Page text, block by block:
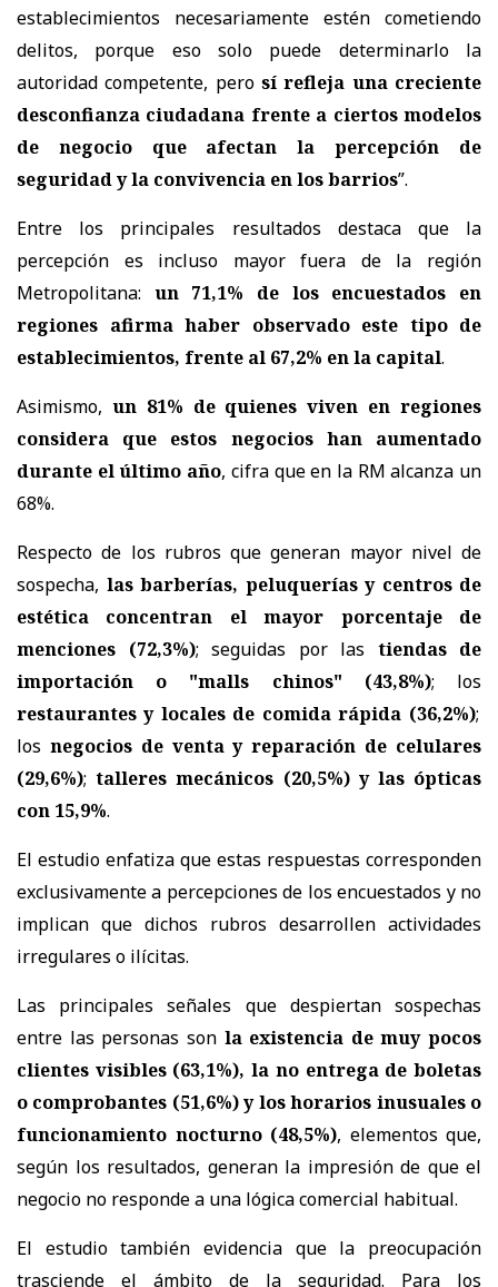
establecimientos necesariamente estén cometiendo
delitos, porque eso solo puede determinarlo la
autoridad competente, perosí refleja una creciente
desconfianza ciudadana frente a ciertos modelos
de negocio que afectan la percepción de
seguridad y la convivencia en los barrios”.
Entre los principales resultados destaca que la
percepción es incluso mayor fuera de la región
Metropolitana: un 71,1% de los encuestados en
regiones afirma haber observado este tipo de
establecimientos, frente al 67,2% en la capital.
Asimismo, un 81% de quienes viven en regiones
considera que estos negocios han aumentado
durante el último año, cifra que en la RM alcanza un
68%.
Respecto de los rubros que generan mayor nivel de
sospecha, las barberías, peluquerías y centros de
estética concentran el mayor porcentaje de
menciones (72,3%); seguidas por las tiendas de
importación o "malls chinos" (43,8%); los
restaurantes y locales de comida rápida (36,2%);
los negocios de venta y reparación de celulares
(29,6%);talleres mecánicos (20,5%) y las ópticas
con 15,9%.
El estudio enfatiza que estas respuestas corresponden
exclusivamente a percepciones de los encuestados y no
implican que dichos rubros desarrollen actividades
irregulares o ilícitas.
Las principales señales que despiertan sospechas
entre las personas son la existencia de muy pocos
clientes visibles (63,1%), la no entrega de boletas
o comprobantes (51,6%) y los horarios inusuales o
funcionamiento nocturno (48,5%), elementos que,
según los resultados, generan la impresión de que el
negocio no responde a una lógica comercial habitual.
El estudio también evidencia que la preocupación
trasciende el ámbito de la seguridad. Para los